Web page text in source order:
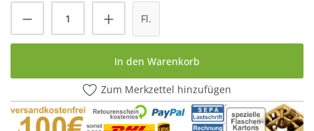
Produkt Anzahl: Gib den gewünschten
Fl.
In den Warenkorb
Zum Merkzettel hinzufügen